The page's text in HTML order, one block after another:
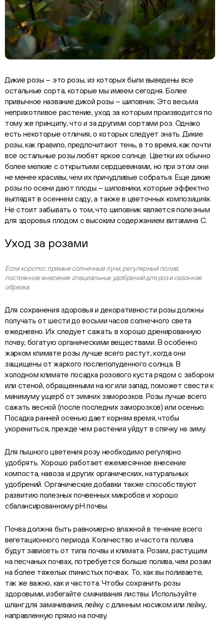
Дикие розы – это розы, из которых были выведены все
остальные сорта, которые мы имеем сегодня. Более
привычное название дикой розы – шиповник. Это весьма
неприхотливое растение, уход за которым производится по
тому же принципу, что и за другими сортами роз. Однако
есть некоторые отличия, о которых следует знать. Дикие
розы, как правило, предпочитают тень, в то время, как почти
все остальные розы любят яркое солнце. Цветки их обычно
более мелкие с открытыми сердцевинами, но при этом они
не менее красивы, чем их причудливые собратья. Еще дикие
розы по осени дают плоды – шиповники, которые эффектно
выглядят в осеннем саду, а также в цветочных композициях.
Не стоит забывать о том, что шиповник является полезным
для здоровья плодом с высоким содержанием витамина С.
Уход за розами
Если коротко: прямые солнечные лучи, регулярный полив,
постоянное внесение специальных удобрений для роз и сезонная
обрезка.
Для сохранения здоровья и декоративности розы должны
получать от шести до восьми часов солнечного света
ежедневно. Их следует сажать в хорошо дренированную
почву, богатую органическими веществами. В особенно
жарком климате розы лучше всего растут, когда они
защищены от жаркого послеполуденного солнца. В
холодном климате посадка розового куста рядом с забором
или стеной, обращенными на юг или запад, поможет свести к
минимуму ущерб от зимних заморозков. Розы лучше всего
сажать весной (после последних заморозков) или осенью.
Посадка ранней осенью дает корням время, чтобы
укорениться, прежде чем растения уйдут в спячку на зиму.
Для пышного цветения розу необходимо регулярно
удобрять. Хорошо работает ежемесячное внесение
компоста, навоза и других органических, натуральных
удобрений. Органические добавки также способствуют
развитию полезных почвенных микробов и хорошо
сбалансированному рН почвы.
Почва должна быть равномерно влажной в течение всего
вегетационного периода. Количество и частота полива
будут зависеть от типа почвы и климата. Розам, растущим
на песчаных почвах, потребуется больше полива, чем розам
на более тяжелых глинистых почвах. То, как вы поливаете,
так же важно, как и частота. Чтобы сохранить розы
здоровыми, избегайте смачивания листвы. Используйте
шланг для замачивания, лейку с длинным носиком или лейку,
направленную прямо на почву.